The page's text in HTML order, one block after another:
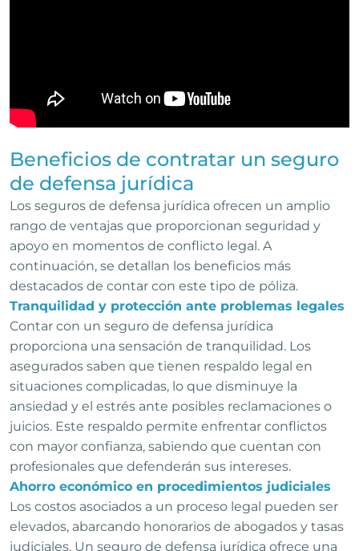
Beneficios de contratar un seguro
de defensa jurídica
Los seguros de defensa jurídica ofrecen un amplio
rango de ventajas que proporcionan seguridad y
apoyo en momentos de conflicto legal. A
continuación, se detallan los beneficios más
destacados de contar con este tipo de póliza.
Tranquilidad y protección ante problemas legales
Contar con un seguro de defensa jurídica
proporciona una sensación de tranquilidad. Los
asegurados saben que tienen respaldo legal en
situaciones complicadas, lo que disminuye la
ansiedad y el estrés ante posibles reclamaciones o
juicios. Este respaldo permite enfrentar conflictos
con mayor confianza, sabiendo que cuentan con
profesionales que defenderán sus intereses.
Ahorro económico en procedimientos judiciales
Los costos asociados a un proceso legal pueden ser
elevados, abarcando honorarios de abogados y tasas
judiciales. Un seguro de defensa jurídica ofrece una